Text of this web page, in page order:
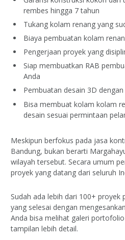
rembes hingga 7 tahun
Tukang kolam renang yang
Biaya pembuatan kolam
Pengerjaan proyek yang
Siap membuatkan RAB
Anda
Pembuatan desain 3D
Bisa membuat kolam kolam
desain sesuai permintaan
Meskipun berfokus pada jasa
Bandung, bukan berarti
wilayah tersebut. Secara umum
proyek yang datang dari seluruh
Sudah ada lebih dari 100+
yang selesai dengan
Anda bisa melihat galeri
tampilan lebih detail.